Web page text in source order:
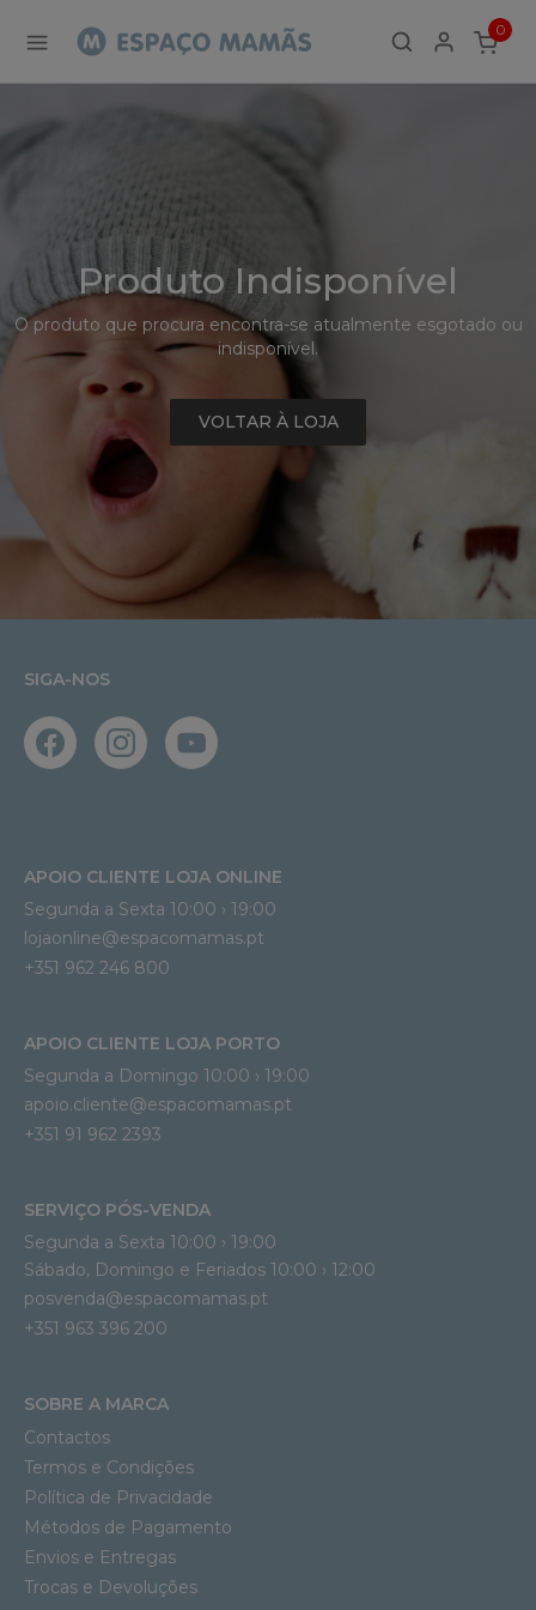
Detalhe
de
Produto
-
Produto
0
ITEMS
Produto Indisponível
O produto que procura encontra-se atualmente esgotado ou
indisponível.
VOLTAR À LOJA
SIGA-NOS
APOIO CLIENTE LOJA ONLINE
Segunda a Sexta 10:00 › 19:00
lojaonline@espacomamas.pt
+351 962 246 800
APOIO CLIENTE LOJA PORTO
Segunda a Domingo 10:00 › 19:00
apoio.cliente@espacomamas.pt
+351 91 962 2393
SERVIÇO PÓS-VENDA
Segunda a Sexta 10:00 › 19:00
Sábado, Domingo e Feriados 10:00 › 12:00
posvenda@espacomamas.pt
+351 963 396 200
SOBRE A MARCA
Contactos
Termos e Condições
Política de Privacidade
Métodos de Pagamento
Envios e Entregas
Trocas e Devoluções